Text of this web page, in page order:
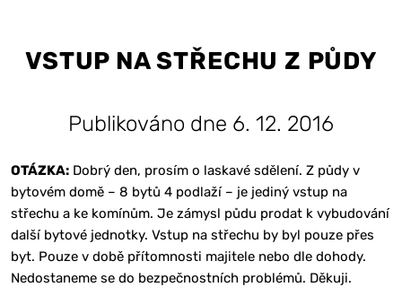
VSTUP NA STŘECHU Z PŮDY
Publikováno dne 6. 12. 2016
OTÁZKA:Dobrý den, prosím o laskavé sdělení. Z půdy v
bytovém domě – 8 bytů 4 podlaží – je jediný vstup na
střechu a ke komínům. Je zámysl půdu prodat k vybudování
další bytové jednotky. Vstup na střechu by byl pouze přes
byt. Pouze v době přítomnosti majitele nebo dle dohody.
Nedostaneme se do bezpečnostních problémů. Děkuji.